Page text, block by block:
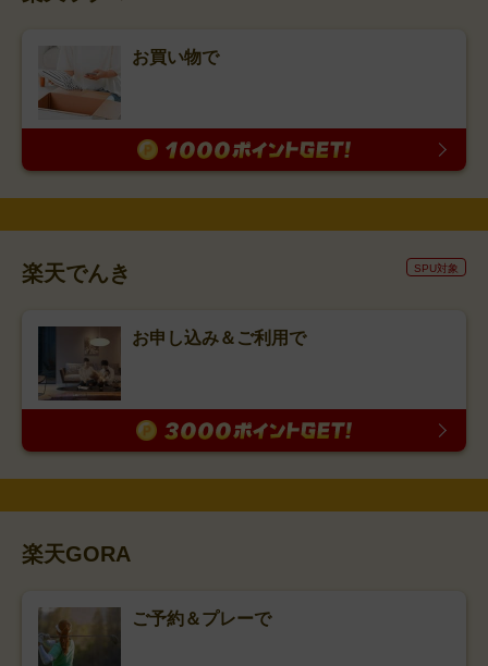
お買い物で
楽天でんき SPU対象
お申し込み＆ご利用で
楽天GORA
ご予約＆プレーで